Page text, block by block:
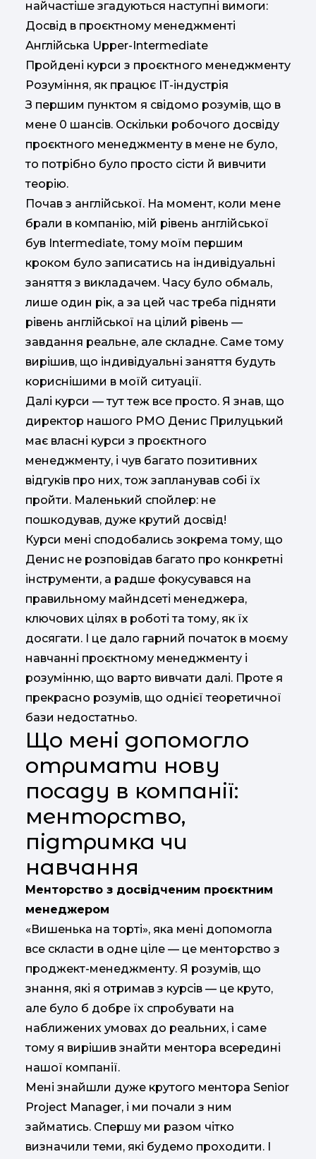
найчастіше згадуються наступні вимоги:
Досвід в проєктному менеджменті
Англійська Upper-Intermediate
Пройдені курси з проєктного менеджменту
Розуміння, як працює ІТ-індустрія
З першим пунктом я свідомо розумів, що в
мене 0 шансів. Оскільки робочого досвіду
проєктного менеджменту в мене не було,
то потрібно було просто сісти й вивчити
теорію.
Почав з англійської. На момент, коли мене
брали в компанію, мій рівень англійської
був Intermediate, тому моїм першим
кроком було записатись на індивідуальні
заняття з викладачем. Часу було обмаль,
лише один рік, а за цей час треба підняти
рівень англійської на цілий рівень —
завдання реальне, але складне. Саме тому
вирішив, що індивідуальні заняття будуть
кориснішими в моїй ситуації.
Далі курси — тут теж все просто. Я знав, що
директор нашого PMO Денис Прилуцький
має власні курси з проєктного
менеджменту, і чув багато позитивних
відгуків про них, тож запланував собі їх
пройти. Маленький спойлер: не
пошкодував, дуже крутий досвід!
Курси мені сподобались зокрема тому, що
Денис не розповідав багато про конкретні
інструменти, а радше фокусувався на
правильному майндсеті менеджера,
ключових цілях в роботі та тому, як їх
досягати. І це дало гарний початок в моєму
навчанні проєктному менеджменту і
розумінню, що варто вивчати далі. Проте я
прекрасно розумів, що однієї теоретичної
бази недостатньо.
Що мені допомогло
отримати нову
посаду в компанії:
менторство,
підтримка чи
навчання
Менторство з досвідченим проєктним
менеджером
«Вишенька на торті», яка мені допомогла
все скласти в одне ціле — це менторство з
проджект-менеджменту. Я розумів, що
знання, які я отримав з курсів — це круто,
але було б добре їх спробувати на
наближених умовах до реальних, і саме
тому я вирішив знайти ментора всередині
нашої компанії.
Мені знайшли дуже крутого ментора Senior
Project Manager, і ми почали з ним
займатись. Спершу ми разом чітко
визначили теми, які будемо проходити. І